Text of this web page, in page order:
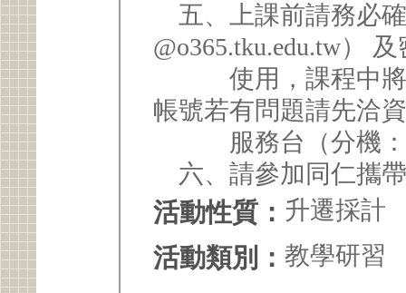
五、上課前請務必
@o365.tku.edu.tw）
使用，課程中將不
帳號若有問題請先洽
服務台（分機：
六、請參加同仁攜
活動性質： 升遷採計
活動類別： 教學研習